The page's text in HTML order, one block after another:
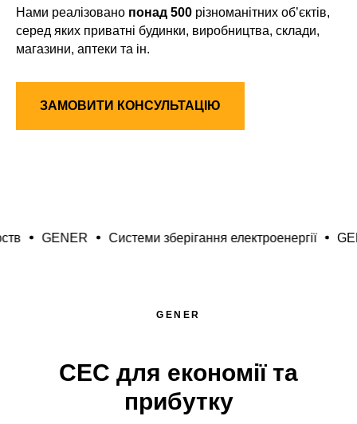
Нами реалізовано понад 500 різноманітних об’єктів,
серед яких приватні будинки, виробництва, склади,
магазини, аптеки та ін.
ЗАМОВИТИ КОНСУЛЬТАЦІЮ
GENER Системи зберігання
GENER
СЕС для економії та
прибутку